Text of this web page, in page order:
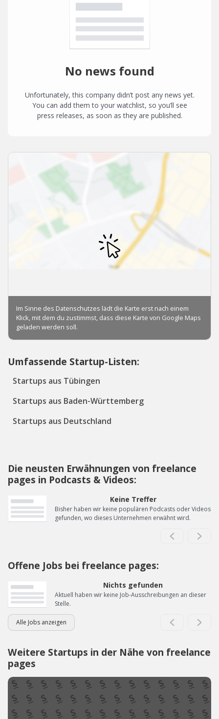
No news found
Unfortunately, this company didn’t post any news yet.
You can add them to your watchlist, so you’ll see
press releases, as soon as they are published.
Umfassende Startup-Listen:
Startups aus Tübingen
Startups aus Baden-Württemberg
Startups aus Deutschland
Die neusten Erwähnungen von freelance
pages in Podcasts & Videos:
Keine Treffer
Bisher haben wir keine populären Podcasts oder Videos
gefunden, wo dieses Unternehmen erwähnt wird.
Offene Jobs bei freelance pages:
Nichts gefunden
Aktuell haben wir keine Job-Ausschreibungen an dieser
Stelle.
Alle Jobs anzeigen
Weitere Startups in der Nähe von freelance
pages